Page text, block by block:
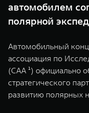
WEY 07
автомобилем
полярной
Автомобильный
ассоциация по
(CAA ¹) официально
стратегического
развитию полярных